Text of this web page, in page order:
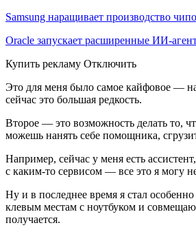
Samsung наращивает производство
Oracle запускает расширенные
Купить рекламу Отключить
Это для меня было самое кайфовое —
сейчас это большая редкость.
Второе — это возможность делать то,
можешь нанять себе помощника,
Например, сейчас у меня есть
с каким-то сервисом — все это я могу
Ну и в последнее время я стал
клевым местам с ноутбуком и
получается.